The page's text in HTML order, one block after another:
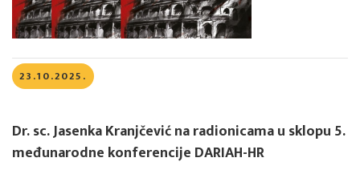
23.10.2025.
Dr. sc. Jasenka Kranjčević na radionicama u sklopu 5.
međunarodne konferencije DARIAH-HR